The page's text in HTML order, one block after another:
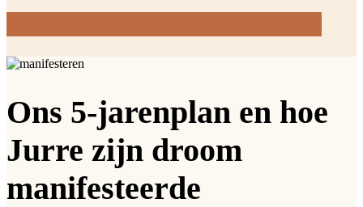
Ons 5-jarenplan en hoe
Jurre zijn droom
manifesteerde